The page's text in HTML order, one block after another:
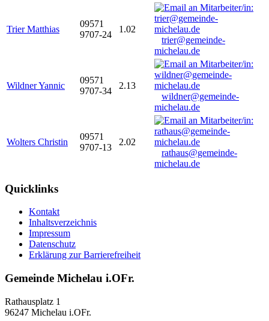
Trier Matthias
09571
9707-24
1.02
trier@gemeinde-
michelau.de
Wildner Yannic
09571
9707-34
2.13
wildner@gemeinde-
michelau.de
Wolters Christin
09571
9707-13
2.02
rathaus@gemeinde-
michelau.de
Quicklinks
Kontakt
Inhaltsverzeichnis
Impressum
Datenschutz
Erklärung zur Barrierefreiheit
Gemeinde Michelau i.OFr.
Rathausplatz 1
96247 Michelau i.OFr.